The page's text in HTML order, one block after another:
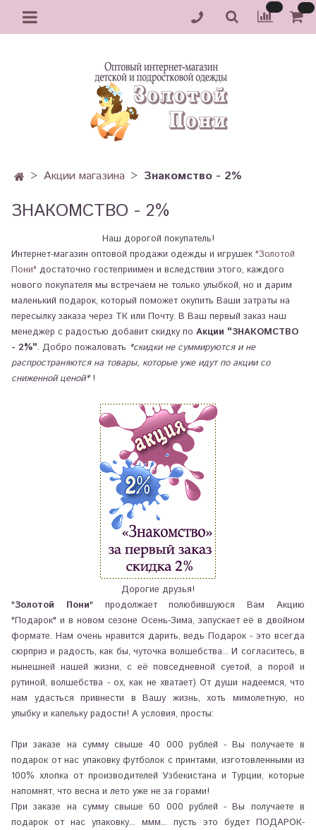
Акции магазина Знакомство - 2%
ЗНАКОМСТВО - 2%
Наш дорогой покупатель!
Интернет-магазин оптовой продажи одежды и игрушек "Золотой
Пони" достаточно гостеприимен и вследствии этого, каждого
нового покупателя мы встречаем не только улыбкой, но и дарим
маленький подарок, который поможет окупить Ваши затраты на
пересылку заказа через ТК или Почту. В Ваш первый заказ наш
менеджер с радостью добавит скидку по Акции "ЗНАКОМСТВО
- 2%". Добро пожаловать *скидки не суммируются и не
распространяются на товары, которые уже идут по акции со
сниженной ценой*!
Дорогие друзья!
"Золотой Пони" продолжает полюбившуюся Вам Акцию
"Подарок" и в новом сезоне Осень-Зима, запускает её в двойном
формате. Нам очень нравится дарить, ведь Подарок - это всегда
сюрприз и радость, как бы, чуточка волшебства... И согласитесь, в
нынешней нашей жизни, с её повседневной суетой, а порой и
рутиной, волшебства - ох, как не хватает) От души надеемся, что
нам удасться привнести в Вашу жизнь, хоть мимолетную, но
улыбку и капельку радости! А условия, просты:
При заказе на сумму свыше 40 000 рублей - Вы получаете в
подарок от нас упаковку футболок с принтами, изготовленными из
100% хлопка от производителей Узбекистана и Турции, которые
напомнят, что весна и лето уже не за горами!
При заказе на сумму свыше 60 000 рублей - Вы получаете в
подарок от нас упаковку... ммм... пусть это будет ПОДАРОК-